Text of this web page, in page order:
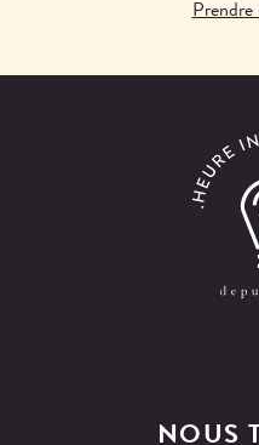
Prendre
NOUS